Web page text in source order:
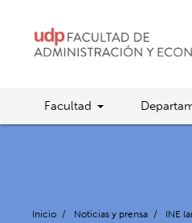
Facultad
Inicio / Noticias y prensa / INE